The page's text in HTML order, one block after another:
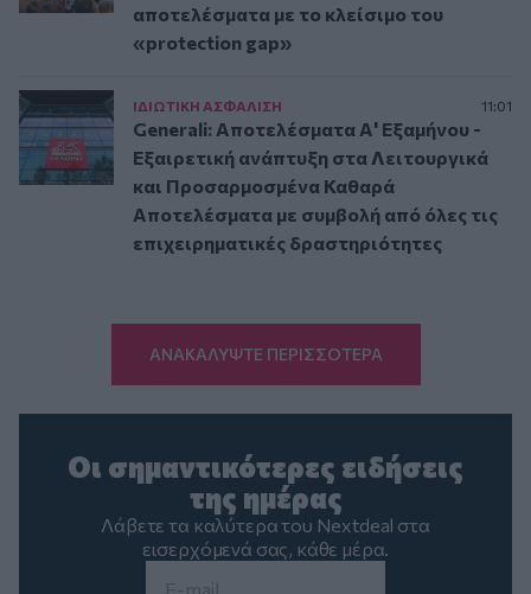
αποτελέσματα με το κλείσιμο του
«protection gap»
ΙΔΙΩΤΙΚΗ ΑΣΦAΛΙΣΗ 11:01
Generali: Αποτελέσματα Α' Εξαμήνου -
Εξαιρετική ανάπτυξη στα Λειτουργικά
και Προσαρμοσμένα Καθαρά
Αποτελέσματα με συμβολή από όλες τις
επιχειρηματικές δραστηριότητες
ΑΝΑΚΑΛΥΨΤΕ ΠΕΡΙΣΣΟΤΕΡΑ
Οι σημαντικότερες ειδήσεις
της ημέρας
Λάβετε τα καλύτερα του Nextdeal στα
εισερχόμενά σας, κάθε μέρα.